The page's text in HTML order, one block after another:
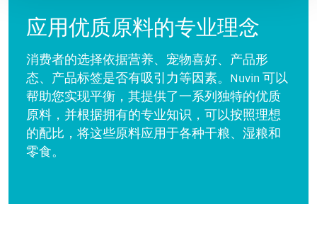
应用优质原料的专业理念
消费者的选择依据营养、宠物喜好、产品形
态、产品标签是否有吸引力等因素。Nuvin 可以
帮助您实现平衡，其提供了一系列独特的优质
原料，并根据拥有的专业知识，可以按照理想
的配比，将这些原料应用于各种干粮、湿粮和
零食。